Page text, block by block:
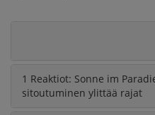
1 Reaktiot: Sonne im
sitoutuminen ylittää rajat